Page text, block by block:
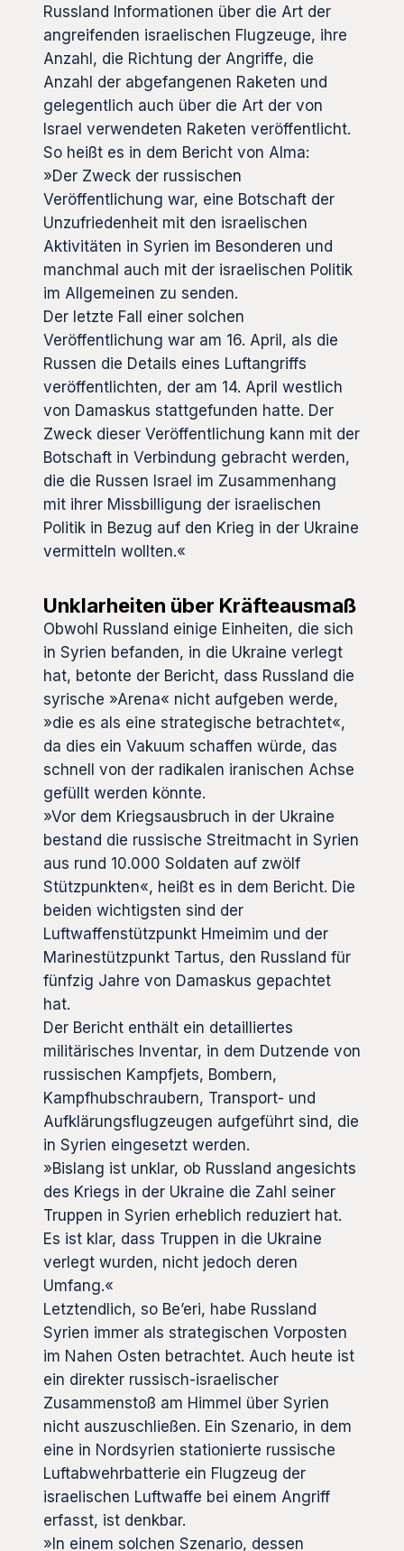
Russland Informationen über die Art der
angreifenden israelischen Flugzeuge, ihre
Anzahl, die Richtung der Angriffe, die
Anzahl der abgefangenen Raketen und
gelegentlich auch über die Art der von
Israel verwendeten Raketen veröffentlicht.
So heißt es in dem Bericht von Alma:
»Der Zweck der russischen
Veröffentlichung war, eine Botschaft der
Unzufriedenheit mit den israelischen
Aktivitäten in Syrien im Besonderen und
manchmal auch mit der israelischen Politik
im Allgemeinen zu senden.
Der letzte Fall einer solchen
Veröffentlichung war am 16. April, als die
Russen die Details eines Luftangriffs
veröffentlichten, der am 14. April westlich
von Damaskus stattgefunden hatte. Der
Zweck dieser Veröffentlichung kann mit der
Botschaft in Verbindung gebracht werden,
die die Russen Israel im Zusammenhang
mit ihrer Missbilligung der israelischen
Politik in Bezug auf den Krieg in der Ukraine
vermitteln wollten.«
Unklarheiten über Kräfteausmaß
Obwohl Russland einige Einheiten, die sich
in Syrien befanden, in die Ukraine verlegt
hat, betonte der Bericht, dass Russland die
syrische »Arena« nicht aufgeben werde,
»die es als eine strategische betrachtet«,
da dies ein Vakuum schaffen würde, das
schnell von der radikalen iranischen Achse
gefüllt werden könnte.
»Vor dem Kriegsausbruch in der Ukraine
bestand die russische Streitmacht in Syrien
aus rund 10.000 Soldaten auf zwölf
Stützpunkten«, heißt es in dem Bericht. Die
beiden wichtigsten sind der
Luftwaffenstützpunkt Hmeimim und der
Marinestützpunkt Tartus, den Russland für
fünfzig Jahre von Damaskus gepachtet
hat.
Der Bericht enthält ein detailliertes
militärisches Inventar, in dem Dutzende von
russischen Kampfjets, Bombern,
Kampfhubschraubern, Transport- und
Aufklärungsflugzeugen aufgeführt sind, die
in Syrien eingesetzt werden.
»Bislang ist unklar, ob Russland angesichts
des Kriegs in der Ukraine die Zahl seiner
Truppen in Syrien erheblich reduziert hat.
Es ist klar, dass Truppen in die Ukraine
verlegt wurden, nicht jedoch deren
Umfang.«
Letztendlich, so Be’eri, habe Russland
Syrien immer als strategischen Vorposten
im Nahen Osten betrachtet. Auch heute ist
ein direkter russisch-israelischer
Zusammenstoß am Himmel über Syrien
nicht auszuschließen. Ein Szenario, in dem
eine in Nordsyrien stationierte russische
Luftabwehrbatterie ein Flugzeug der
israelischen Luftwaffe bei einem Angriff
erfasst, ist denkbar.
»In einem solchen Szenario, dessen